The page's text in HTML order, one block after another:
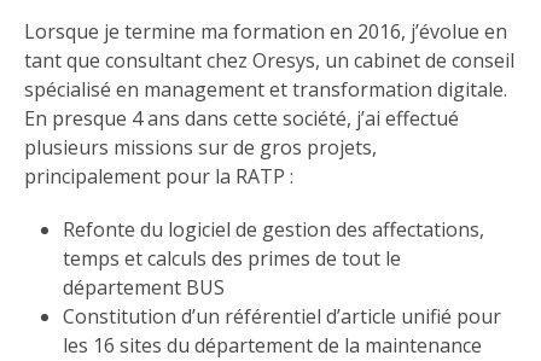
Lorsque je termine ma formation en 2016, j’évolue en
tant que consultant chez Oresys, un cabinet de conseil
spécialisé en management et transformation digitale.
En presque 4 ans dans cette société, j’ai effectué
plusieurs missions sur de gros projets,
principalement pour la RATP :
Refonte du logiciel de gestion des affectations,
temps et calculs des primes de tout le
département BUS
Constitution d’un référentiel d’article unifié pour
les 16 sites du département de la maintenance